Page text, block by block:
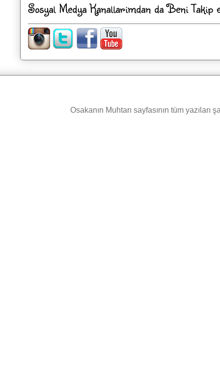
Sosyal Medya Kanallarimdan da Beni Takip
Osakanın Muhtarı sayfasının tüm yazıları